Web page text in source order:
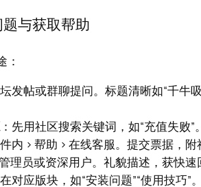
与获取帮助
：
坛发帖或群聊提问。标题清晰如“千牛
：先用社区搜索关键词，如“充值失败”
内 > 帮助 > 在线客服。提交票据，附
管理员或资深用户。礼貌描述，获快速
在对应版块，如“安装问题”“使用技巧”